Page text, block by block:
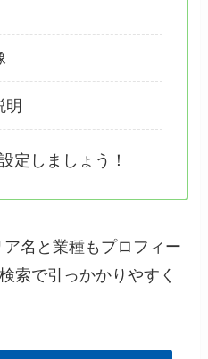
明
定しましょう！
名と業種もプロフィー
索で引っかかりやすく